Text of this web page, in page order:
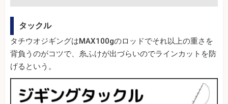
タックル
タチウオジギングはMAX100gのロッドでそれ以上の重さを
背負うのがコツで、糸ふけが出づらいのでラインカットを防
げるという。